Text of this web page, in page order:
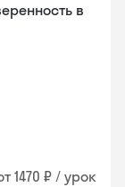
в
1470 ₽ / урок